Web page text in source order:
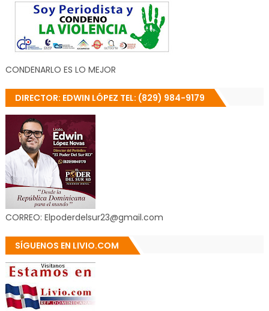
CONDENARLO ES LO MEJOR
DIRECTOR: EDWIN LÓPEZ TEL: (829) 984-9179
CORREO: Elpoderdelsur23@gmail.com
SÍGUENOS EN LIVIO.COM